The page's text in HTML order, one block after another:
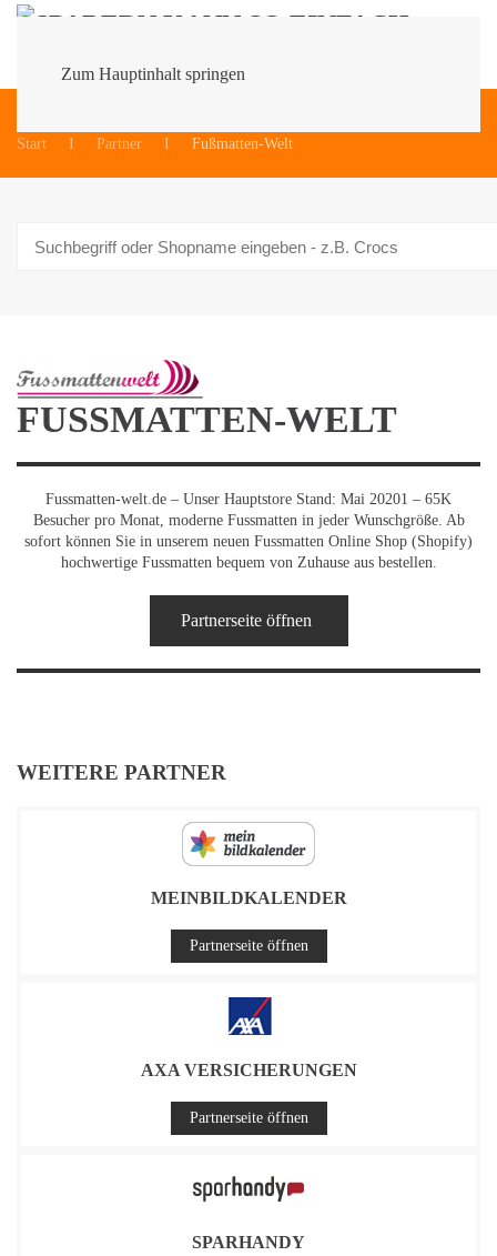
Zum Hauptinhalt springen
Start
Partner Fußmatten-Welt
FUSSMATTEN-WELT
Fussmatten-welt.de – Unser Hauptstore Stand: Mai 20201 – 65K
Besucher pro Monat, moderne Fussmatten in jeder Wunschgröße. Ab
sofort können Sie in unserem neuen Fussmatten Online Shop (Shopify)
hochwertige Fussmatten bequem von Zuhause aus bestellen.
Partnerseite öffnen
WEITERE PARTNER
MEINBILDKALENDER
Partnerseite öffnen
AXA VERSICHERUNGEN
Partnerseite öffnen
SPARHANDY